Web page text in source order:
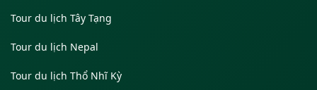
Tour du lịch Tây Tạng
Tour du lịch Nepal
Tour du lịch Thổ Nhĩ Kỳ